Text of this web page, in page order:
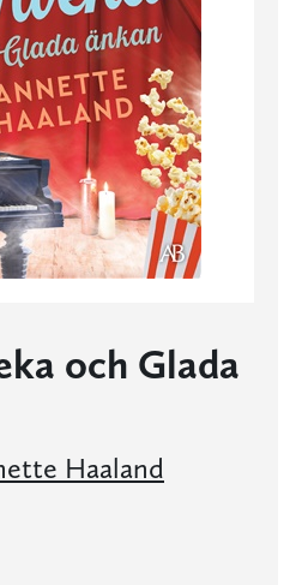
och Glada
Haaland